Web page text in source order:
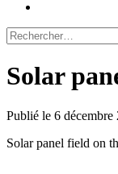
Rechercher :
Solar
Publié le 6 décembre
Solar panel field on